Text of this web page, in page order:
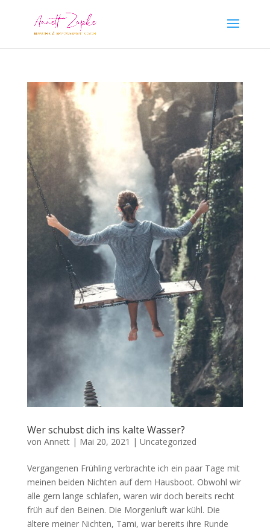
Wer schubst dich ins kalte Wasser?
von Annett| Mai 20, 2021 | Uncategorized
Vergangenen Frühling verbrachte ich ein paar Tage mit
meinen beiden Nichten auf dem Hausboot. Obwohl wir
alle gern lange schlafen, waren wir doch bereits recht
früh auf den Beinen. Die Morgenluft war kühl. Die
ältere meiner Nichten, Tami, war bereits ihre Runde